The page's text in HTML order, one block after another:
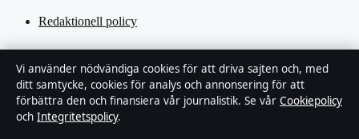
Redaktionell policy
Tillgänglighetsredogörelse
Kändisar & integritet
Vi använder nödvändiga cookies för att driva sajten och, med
ditt samtycke, cookies för analys och annonsering för att
förbättra den och finansiera vår journalistik. Se vår Cookiepolicy
och Integritetspolicy.